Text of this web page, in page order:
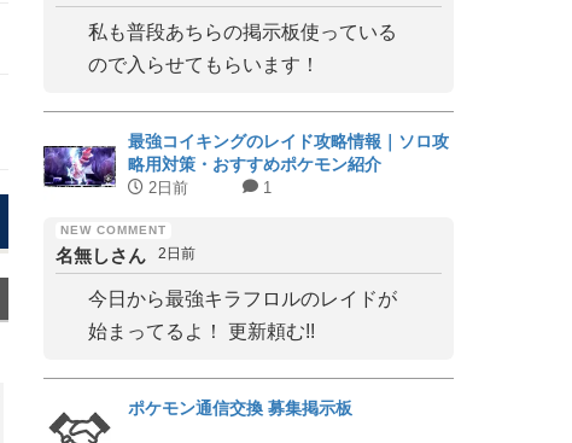
私も普段あちらの掲示板使っている
ので入らせてもらいます！
最強コイキングのレイド攻略情報｜ソロ攻
略用対策・おすすめポケモン紹介
2日前 1
名無しさん 2日前
今日から最強キラフロルのレイドが
始まってるよ！ 更新頼む!!
ポケモン通信交換 募集掲示板